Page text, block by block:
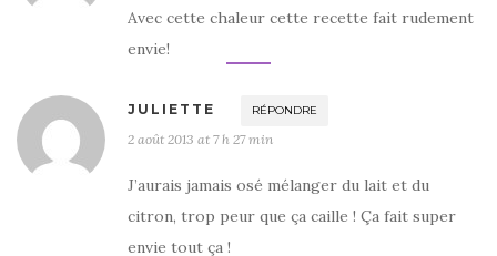
Avec cette chaleur cette recette fait rudement
envie!
JULIETTE RÉPONDRE
2 août 2013 at 7 h 27 min
J’aurais jamais osé mélanger du lait et du
citron, trop peur que ça caille ! Ça fait super
envie tout ça !